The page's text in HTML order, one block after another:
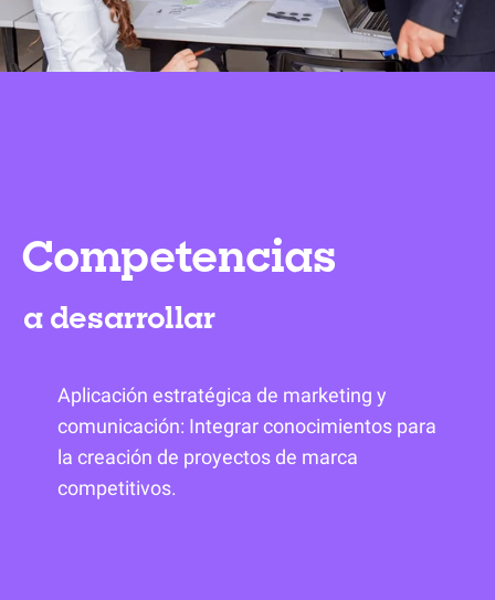
Competencias
a desarrollar
Aplicación estratégica de marketing y
comunicación: Integrar conocimientos para
la creación de proyectos de marca
competitivos.